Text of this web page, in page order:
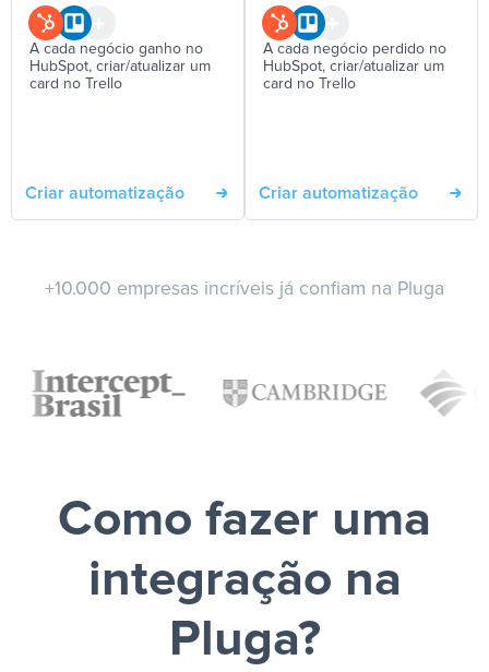
A cada negócio ganho no
HubSpot, criar/atualizar um
card no Trello
Criar automatização
A cada negócio perdido no
HubSpot, criar/atualizar um
card no Trello
Criar automatização
+10.000 empresas incríveis já confiam na Pluga
Como fazer uma
integração na
Pluga?